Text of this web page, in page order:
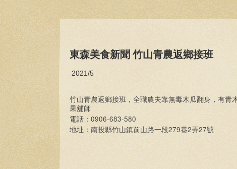
東森美食新聞 竹山青農返鄉接班
2021/5
竹山青農返鄉接班，全職農夫靠無毒木瓜翻身，有青
果舖師
電話： 0906-683-580
地址：南投縣竹山鎮前山路一段279巷2弄27號